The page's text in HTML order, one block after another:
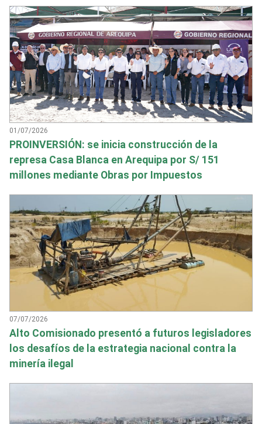
01/07/2026
PROINVERSIÓN: se inicia construcción de la
represa Casa Blanca en Arequipa por S/ 151
millones mediante Obras por Impuestos
07/07/2026
Alto Comisionado presentó a futuros legisladores
los desafíos de la estrategia nacional contra la
minería ilegal